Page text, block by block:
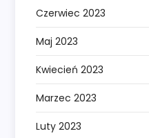
Czerwiec 2023
Maj 2023
Kwiecień 2023
Marzec 2023
Luty 2023